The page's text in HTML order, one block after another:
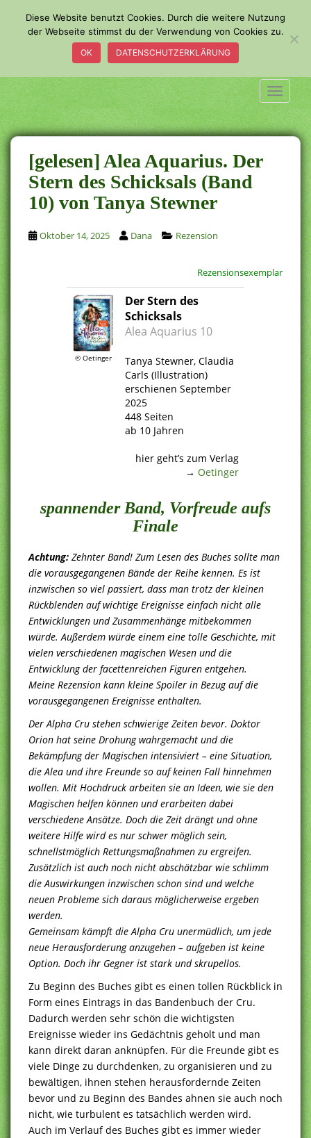
o
m
a
i
n
c
o
n
t
e
n
t
[gelesen] Alea Aquarius. Der
Stern des Schicksals (Band
10) von Tanya Stewner
Oktober 14, 2025 Dana Rezension
Rezensionsexemplar
© Oetinger
Der Stern des
Schicksals
Alea Aquarius 10
Tanya Stewner, Claudia
Carls (Illustration)
erschienen September
2025
448 Seiten
ab 10 Jahren
hier geht’s zum Verlag
→ Oetinger
spannender Band, Vorfreude aufs
Finale
Achtung: Zehnter Band! Zum Lesen des Buches sollte man
die vorausgegangenen Bände der Reihe kennen. Es ist
inzwischen so viel passiert, dass man trotz der kleinen
Rückblenden auf wichtige Ereignisse einfach nicht alle
Entwicklungen und Zusammenhänge mitbekommen
würde. Außerdem würde einem eine tolle Geschichte, mit
vielen verschiedenen magischen Wesen und die
Entwicklung der facettenreichen Figuren entgehen.
Meine Rezension kann kleine Spoiler in Bezug auf die
vorausgegangenen Ereignisse enthalten.
Der Alpha Cru stehen schwierige Zeiten bevor. Doktor
Orion hat seine Drohung wahrgemacht und die
Bekämpfung der Magischen intensiviert – eine Situation,
die Alea und ihre Freunde so auf keinen Fall hinnehmen
wollen. Mit Hochdruck arbeiten sie an Ideen, wie sie den
Magischen helfen können und erarbeiten dabei
verschiedene Ansätze. Doch die Zeit drängt und ohne
weitere Hilfe wird es nur schwer möglich sein,
schnellstmöglich Rettungsmaßnahmen zu ergreifen.
Zusätzlich ist auch noch nicht abschätzbar wie schlimm
die Auswirkungen inzwischen schon sind und welche
neuen Probleme sich daraus möglicherweise ergeben
werden.
Gemeinsam kämpft die Alpha Cru unermüdlich, um jede
neue Herausforderung anzugehen – aufgeben ist keine
Option. Doch ihr Gegner ist stark und skrupellos.
Zu Beginn des Buches gibt es einen tollen Rückblick in
Form eines Eintrags in das Bandenbuch der Cru.
Dadurch werden sehr schön die wichtigsten
Ereignisse wieder ins Gedächtnis geholt und man
kann direkt daran anknüpfen. Für die Freunde gibt es
viele Dinge zu durchdenken, zu organisieren und zu
bewältigen, ihnen stehen herausfordernde Zeiten
bevor und zu Beginn des Bandes ahnen sie auch noch
nicht, wie turbulent es tatsächlich werden wird.
Auch im Verlauf des Buches gibt es immer wieder
Diese Website benutzt Cookies. Durch die weitere Nutzung
der Webseite stimmst du der Verwendung von Cookies zu.
OK DATENSCHUTZERKLÄRUNG